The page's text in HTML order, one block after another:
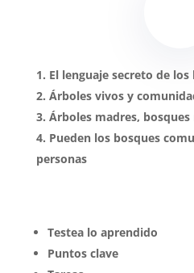
El lenguaje secreto de los
Árboles vivos y
Árboles madres, bosques
Pueden los bosques
personas
Testea lo aprendido
Puntos clave